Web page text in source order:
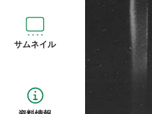
サムネイル